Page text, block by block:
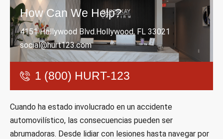
How Can We Help?
4151 Hollywood Blvd.Hollywood, FL 33021
social@hurt123.com
1 (800) HURT-123
Cuando ha estado involucrado en un accidente
automovilístico, las consecuencias pueden ser
abrumadoras. Desde lidiar con lesiones hasta navegar por